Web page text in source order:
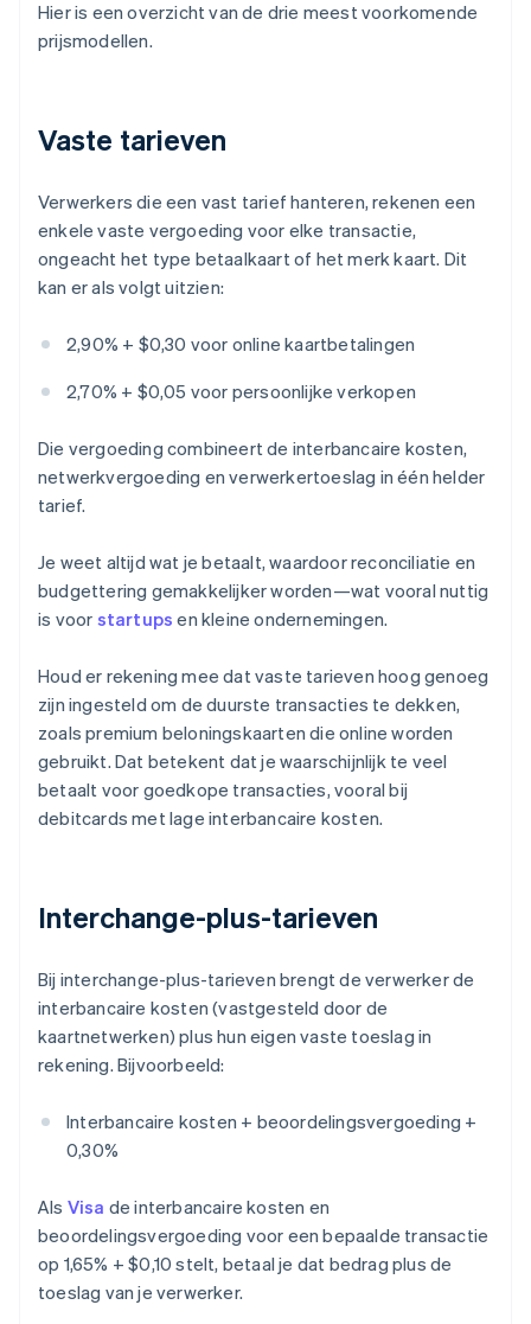
Hier is een overzicht van de drie meest voorkomende
prijsmodellen.
Vaste tarieven
Verwerkers die een vast tarief hanteren, rekenen een
enkele vaste vergoeding voor elke transactie,
ongeacht het type betaalkaart of het merk kaart. Dit
kan er als volgt uitzien:
2,90% + $0,30 voor online kaartbetalingen
2,70% + $0,05 voor persoonlijke verkopen
Die vergoeding combineert de interbancaire kosten,
netwerkvergoeding en verwerkertoeslag in één helder
tarief.
Je weet altijd wat je betaalt, waardoor reconciliatie en
budgettering gemakkelijker worden—wat vooral nuttig
is voor startups en kleine ondernemingen.
Houd er rekening mee dat vaste tarieven hoog genoeg
zijn ingesteld om de duurste transacties te dekken,
zoals premium beloningskaarten die online worden
gebruikt. Dat betekent dat je waarschijnlijk te veel
betaalt voor goedkope transacties, vooral bij
debitcards met lage interbancaire kosten.
Interchange-plus-tarieven
Bij interchange-plus-tarieven brengt de verwerker de
interbancaire kosten (vastgesteld door de
kaartnetwerken) plus hun eigen vaste toeslag in
rekening. Bijvoorbeeld:
Interbancaire kosten + beoordelingsvergoeding +
0,30%
Als Visa de interbancaire kosten en
beoordelingsvergoeding voor een bepaalde transactie
op 1,65% + $0,10 stelt, betaal je dat bedrag plus de
toeslag van je verwerker.